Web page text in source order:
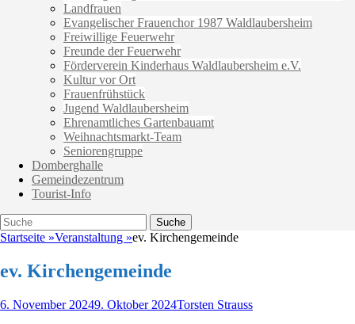
Landfrauen
Evangelischer Frauenchor 1987 Waldlaubersheim
Freiwillige Feuerwehr
Freunde der Feuerwehr
Förderverein Kinderhaus Waldlaubersheim e.V.
Kultur vor Ort
Frauenfrühstück
Jugend Waldlaubersheim
Ehrenamtliches Gartenbauamt
Weihnachtsmarkt-Team
Seniorengruppe
Domberghalle
Gemeindezentrum
Tourist-Info
Suche
Suche
nach:
Startseite »Veranstaltung »ev. Kirchengemeinde
ev. Kirchengemeinde
Veröffentlicht
6. November 20249. Oktober 2024Autor
Torsten Strauss